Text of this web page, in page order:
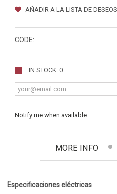
AÑADIR A LA LISTA DE DESEOS
CODE:
IN STOCK: 0
Notify me when available
MORE INFO
Especificaciones eléctricas